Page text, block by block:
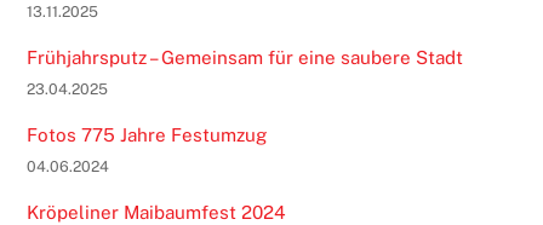
13.11.2025
Frühjahrsputz – Gemeinsam für eine saubere Stadt
23.04.2025
Fotos 775 Jahre Festumzug
04.06.2024
Kröpeliner Maibaumfest 2024